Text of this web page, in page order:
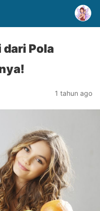
Pola
1 tahun ago